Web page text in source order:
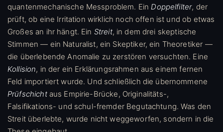
quantenmechanische Messproblem. EinDoppelfilter, der
prüft, ob eine Irritation wirklich noch offen ist und ob etwas
Großes an ihr hängt. Ein Streit, in dem drei skeptische
Stimmen — ein Naturalist, ein Skeptiker, ein Theoretiker —
die überlebende Anomalie zu zerstören versuchten. Eine
Kollision, in der ein Erklärungsrahmen aus einem fernen
Feld importiert wurde. Und schließlich die übernommene
Prüfschichtaus Empirie-Brücke, Originalitäts-,
Falsifikations- und schul-fremder Begutachtung. Was den
Streit überlebte, wurde nicht weggeworfen, sondern in die